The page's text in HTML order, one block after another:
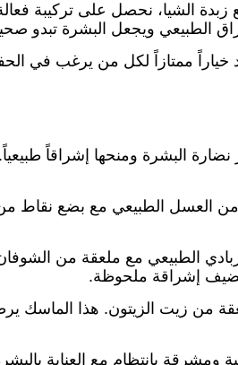
زبدة الشيا، نحصل على تركيبة
الطبيعي ويجعل البشرة تبدو
يعد خياراً ممتازاً لكل من يرغب
البشرة ومنحها إشراقاً طبيعياً.
يضيف إشراقة ملحوظة.
زيت الزيتون. هذا الماسك
بانتظام مع العناية بالبشرة